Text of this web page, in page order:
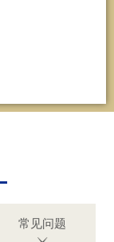
常见问题